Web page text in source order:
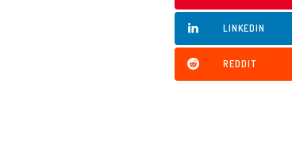
LINKEDIN
REDDIT